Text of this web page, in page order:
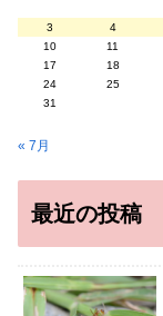
3
4
10
11
17
18
24
25
31
« 7月
最近の投稿